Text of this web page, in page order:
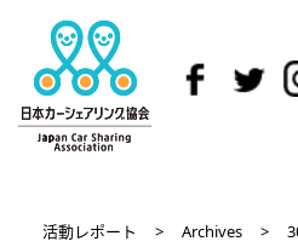
活動レポート > Archives >